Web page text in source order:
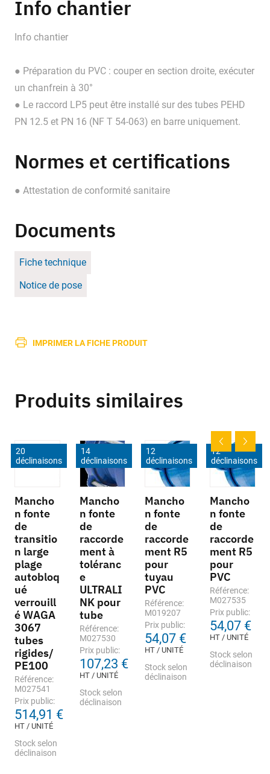
Info chantier
Info chantier
● Préparation du PVC : couper en section droite, exécuter
un chanfrein à 30°
● Le raccord LP5 peut être installé sur des tubes PEHD
PN 12.5 et PN 16 (NF T 54-063) en barre uniquement.
Normes et certifications
● Attestation de conformité sanitaire
Documents
Fiche technique
Notice de pose
IMPRIMER LA FICHE PRODUIT
Produits similaires
20
déclinaisons
Mancho
n fonte
de
transitio
n large
plage
autobloq
ué
verrouill
é WAGA
3067
tubes
rigides/
PE100
Référence:
M027541
Prix public:
514,91 €
HT / UNITÉ
Stock selon
déclinaison
14
déclinaisons
Mancho
n fonte
de
raccorde
ment à
toléranc
e
ULTRALI
NK pour
tube
Référence:
M027530
Prix public:
107,23 €
HT / UNITÉ
Stock selon
déclinaison
12
déclinaisons
Mancho
n fonte
de
raccorde
ment R5
pour
tuyau
PVC
Référence:
M019207
Prix public:
54,07 €
HT / UNITÉ
Stock selon
déclinaison
12
déclinaisons
Mancho
n fonte
de
raccorde
ment R5
pour
PVC
Référence:
M027535
Prix public:
54,07 €
HT / UNITÉ
Stock selon
déclinaison